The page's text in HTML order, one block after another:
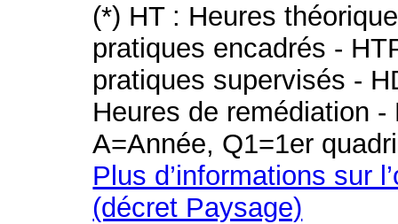
(*) HT : Heures
pratiques encadrés -
pratiques supervisés -
Heures de remédiation
A=Année, Q1=1er
Plus d’informations sur
(décret Paysage)